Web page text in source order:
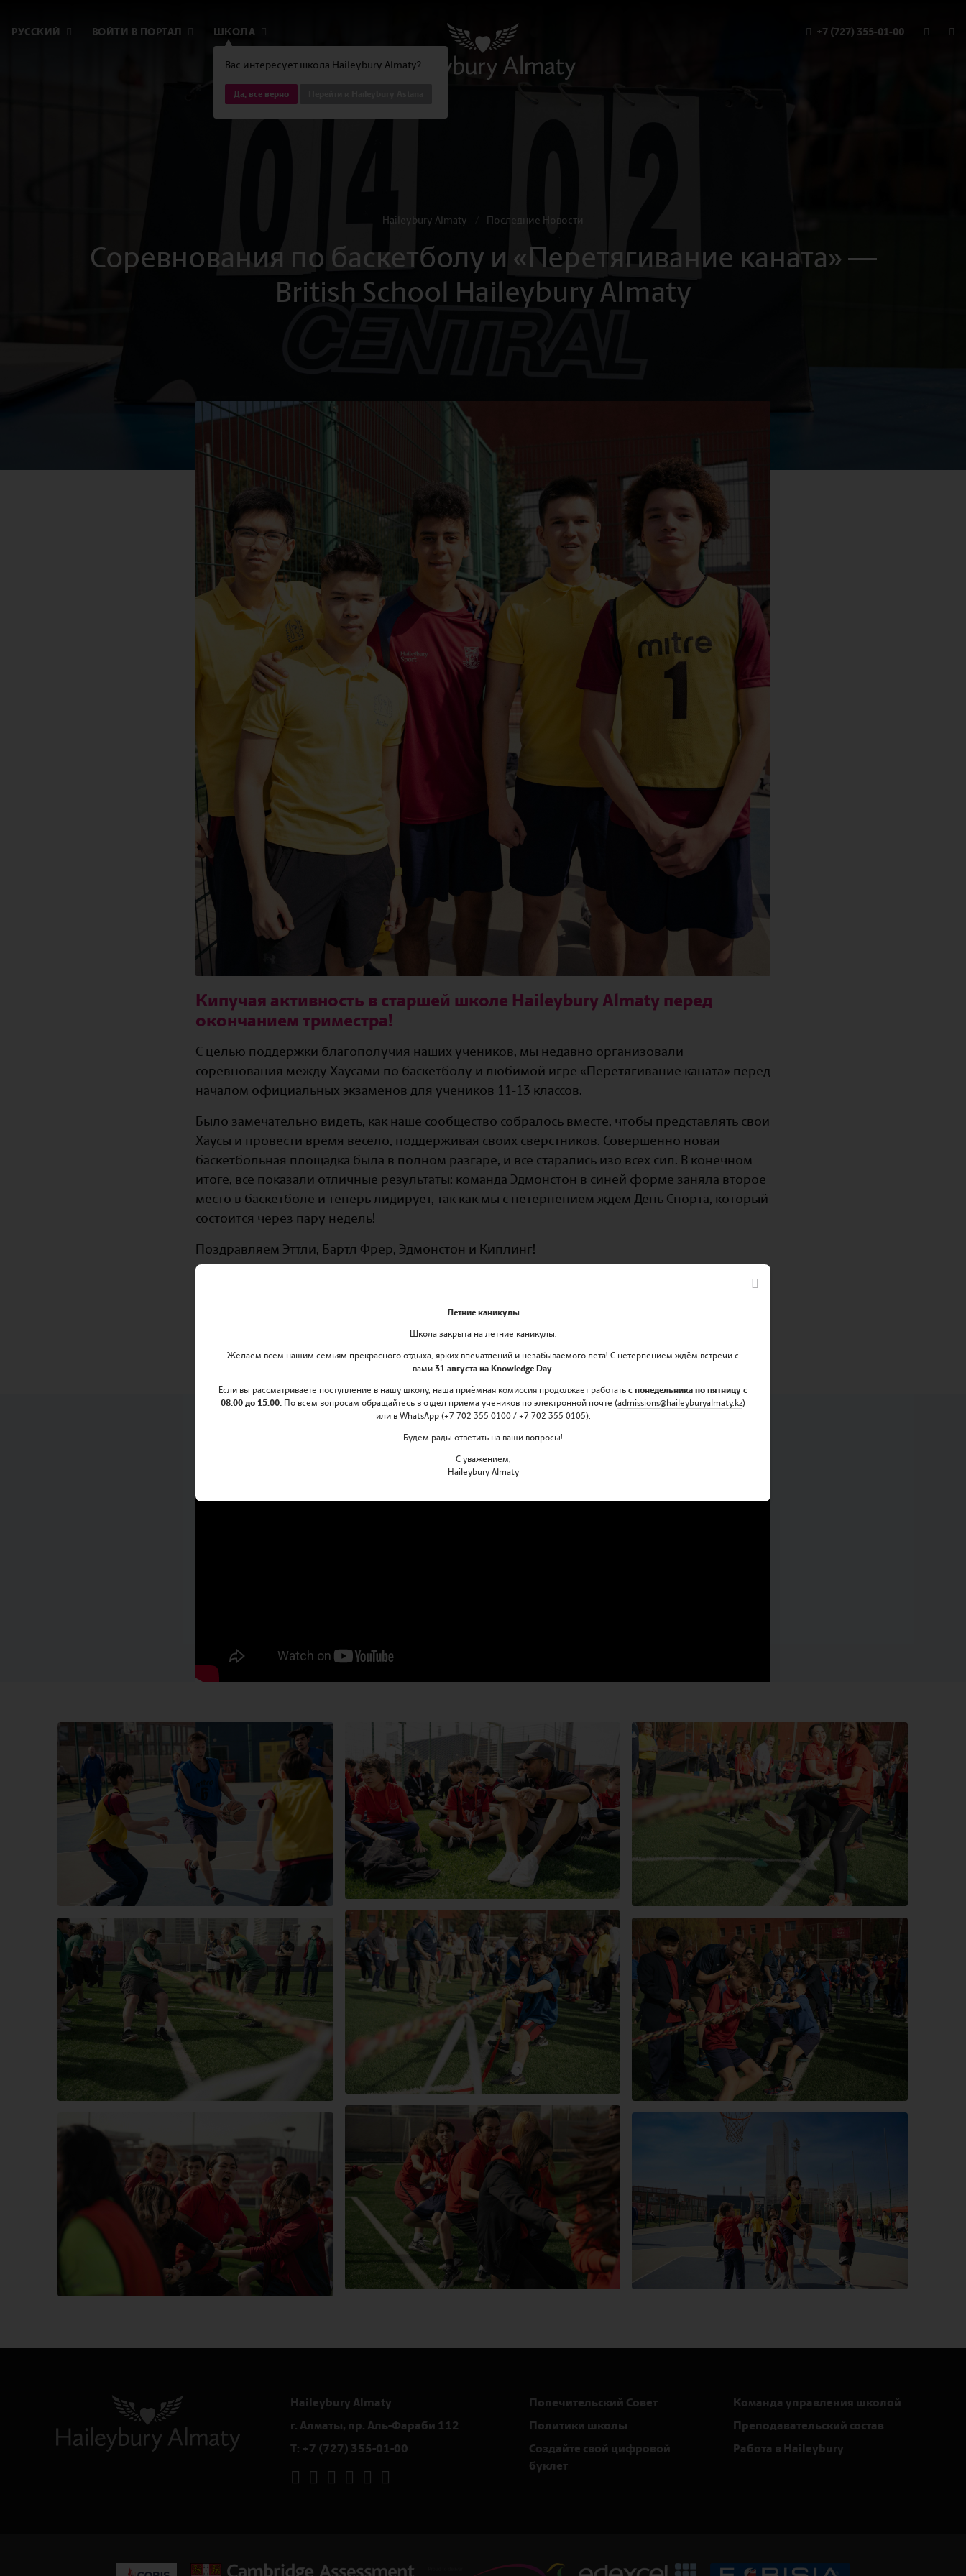
РУССКИЙ ВОЙТИ В ПОРТАЛ
Вас интересует школа Haileybury Almaty?
Да, все верно
ШКОЛА +7 (727) 355-01-00
Haileybury Almaty Последние Новости
Соревнования по баскетболу и «Перетягивание каната» —
British School Haileybury Almaty
Кипучая активность в старшей школе Haileybury Almaty перед
окончанием триместра!
С целью поддержки благополучия наших учеников, мы недавно организовали
соревнования между Хаусами по баскетболу и любимой игре «Перетягивание каната» перед
началом официальных экзаменов для учеников 11-13 классов.
Было замечательно видеть, как наше сообщество собралось вместе, чтобы представлять свои
Хаусы и провести время весело, поддерживая своих сверстников. Совершенно новая
баскетбольная площадка была в полном разгаре, и все старались изо всех сил. В конечном
итоге, все показали отличные результаты: команда Эдмонстон в синей форме заняла второе
место в баскетболе и теперь лидирует, так как мы с нетерпением ждем День Спорта, который
состоится через пару недель!
Поздравляем Эттли, Бартл Фрер, Эдмонстон и Киплинг!
Отличная работа, участники! Благодарим Haileybury за создание комфортных условий для
Haileybury Almaty
г. Алматы, пр. Аль-Фараби 112
T: +7 (727) 355-01-00
Попечительский Совет
Команда управления школой
Политики школы
Преподавательский состав
Создайте свой цифровой
буклет
Работа в Haileybury
Летние каникулы
Школа закрыта на летние каникулы.
Желаем всем нашим семьям прекрасного отдыха, ярких впечатлений и незабываемого лета! С нетерпением ждём встречи с
вами 31 августа на Knowledge Day.
Если вы рассматриваете поступление в нашу школу, наша приёмная комиссия продолжает работать с понедельника по пятницу с
08:00 до 15:00. По всем вопросам обращайтесь в отдел приема учеников по электронной почте (admissions@haileyburyalmaty. kz)
или в WhatsApp (+7 702 355 0100 / +7 702 355 0105).
Будем рады ответить на ваши вопросы!
С уважением,
Haileybury Almaty